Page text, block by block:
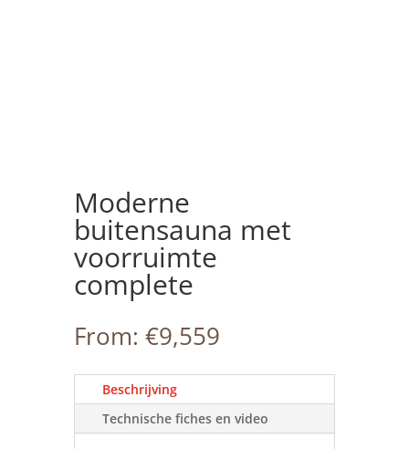
Moderne
buitensauna met
voorruimte
complete
From: €9,559
Beschrijving
Technische fiches en video